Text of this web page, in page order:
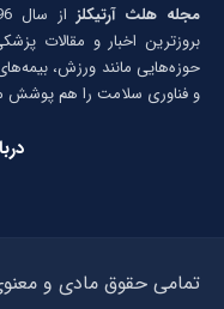
مجله هلث آرتیکلز
بروزترین اخبار و مقالات
حوزه‌هایی مانند ورزش،
و فناوری سلامت را هم پوشش